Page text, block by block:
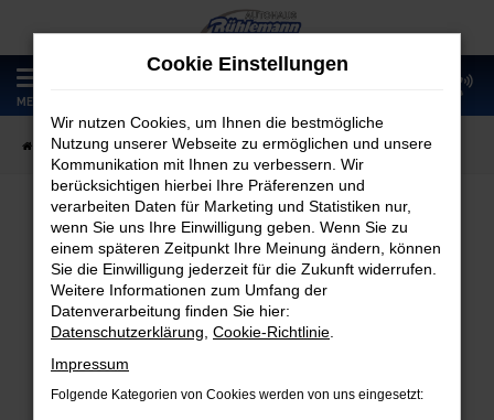
Zum
Hauptinhalt
springen
MENÜ
Startseite Fahrzeugangebote Fahrzeugmarkt
Fahrzeugmarkt
Fehler: Network Error
Beim Laden ist ein Fehler aufgetreten.
Cookie Einstellungen
Wir nutzen Cookies, um Ihnen die bestmögliche
Nutzung unserer Webseite zu ermöglichen und unsere
Kommunikation mit Ihnen zu verbessern. Wir
berücksichtigen hierbei Ihre Präferenzen und
verarbeiten Daten für Marketing und Statistiken nur,
wenn Sie uns Ihre Einwilligung geben. Wenn Sie zu
einem späteren Zeitpunkt Ihre Meinung ändern, können
Sie die Einwilligung jederzeit für die Zukunft widerrufen.
Weitere Informationen zum Umfang der
Datenverarbeitung finden Sie hier:
Datenschutzerklärung Cookie-Richtlinie
Impressum
Folgende Kategorien von Cookies werden von uns eingesetzt: